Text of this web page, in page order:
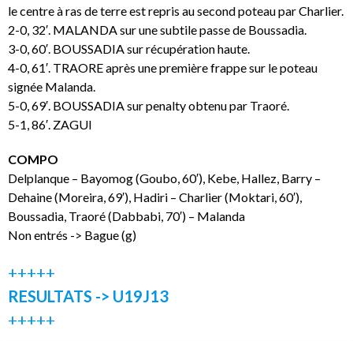
le centre à ras de terre est repris au second poteau par Charlier.
2-0, 32′. MALANDA sur une subtile passe de Boussadia.
3-0, 60′. BOUSSADIA sur récupération haute.
4-0, 61′. TRAORE après une première frappe sur le poteau
signée Malanda.
5-0, 69′. BOUSSADIA sur penalty obtenu par Traoré.
5-1, 86′. ZAGUI
COMPO
Delplanque – Bayomog (Goubo, 60′), Kebe, Hallez, Barry –
Dehaine (Moreira, 69′), Hadiri – Charlier (Moktari, 60′),
Boussadia, Traoré (Dabbabi, 70′) – Malanda
Non entrés -> Bague (g)
+++++
RESULTATS -> U19J13
+++++